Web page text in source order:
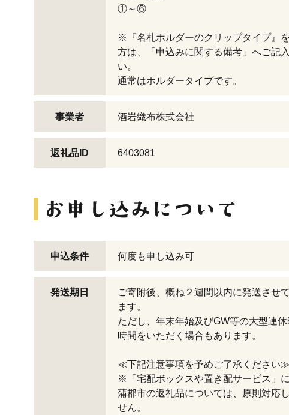
①～⑥
※『名札ホルダーのクリップタイプ』
方は、「申込みに関する備考」へご記
い。
通常はホルダータイプです。
事業者 酒岩織布株式会社
返礼品ID 6403081
申込条件 何度も申し込み可
発送期日
ご寄附後、概ね２週間以内に発送させ
ます。
ただし、年末年始及びGW等の大型連
時間をいただく場合もあります。
≪下記注意事項を予めご了承ください≫
※「宅配ボックスや置き配サービス」に
蒲郡市の返礼品については、原則対応
せん。